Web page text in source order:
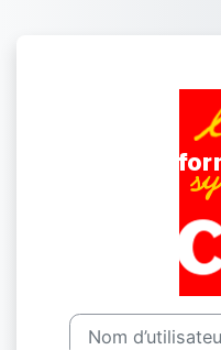
Nom d’utilisateur